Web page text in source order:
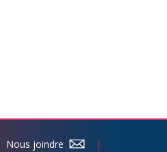
Nous joindre
|